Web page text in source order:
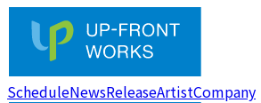
ScheduleNewsReleaseArtistCompany